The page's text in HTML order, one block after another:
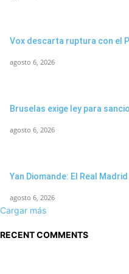
Vox descarta ruptura con el
agosto 6, 2026
Bruselas exige ley para
agosto 6, 2026
Yan Diomande: El Real
agosto 6, 2026
Cargar más
RECENT COMMENTS